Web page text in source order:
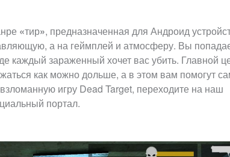
«тир», предназначенная для Андроид
а на геймплей и атмосферу. Вы
каждый зараженный хочет вас убить. Главной
как можно дольше, а в этом вам помогут
игру Dead Target, переходите на наш
портал.